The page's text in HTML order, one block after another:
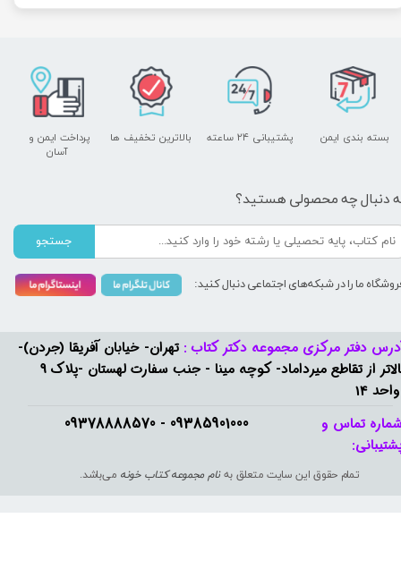
09385901000 - 09378888570​​​​​​​
دفتر مرکزی مجموعه دکتر کتاب : تهران- خیابان آفریقا (جردن)-
بالاتر از تقاطع میرداماد- کوچه مینا - جنب سفارت لهستان -پلاک 9
14
تمام حقوق این سایت متعلق بهنام مجموعه کتاب خونه می‌باشد.
تماس و
پشتیبانی ۲۴ ساعته
پرداخت ایمن و ​​​​​​​
آسان
بسته بندی ایمن بالاترین تخفیف ها
دنبال چه محصولی هستید؟
جستجو
ما را در شبکه‌های اجتماعی دنبال کنید: